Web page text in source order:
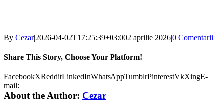
By Cezar|2026-04-02T17:25:39+03:002 aprilie 2026|0 Comentarii
Share This Story, Choose Your Platform!
FacebookXRedditLinkedInWhatsAppTumblrPinterestVkXingE-
mail:
About the Author: Cezar